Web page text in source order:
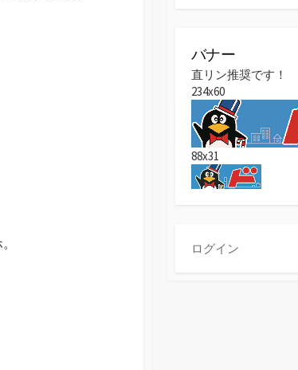
バナー
直リン推奨です！
234x60
88x31
ログイン